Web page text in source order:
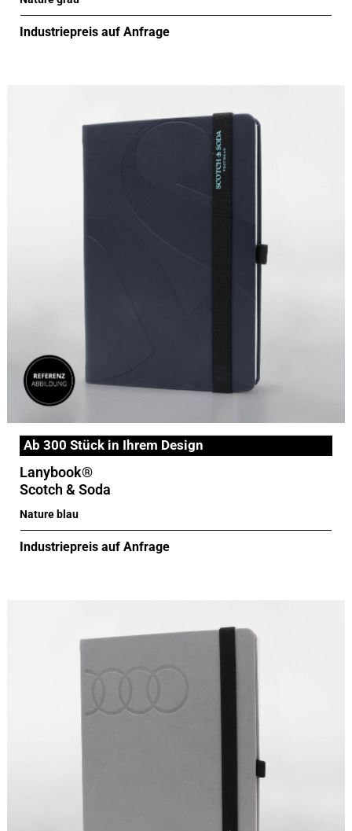
Industriepreis auf Anfrage
Ab 300 Stück in Ihrem Design
Lanybook®
Scotch & Soda
Nature blau
Industriepreis auf Anfrage